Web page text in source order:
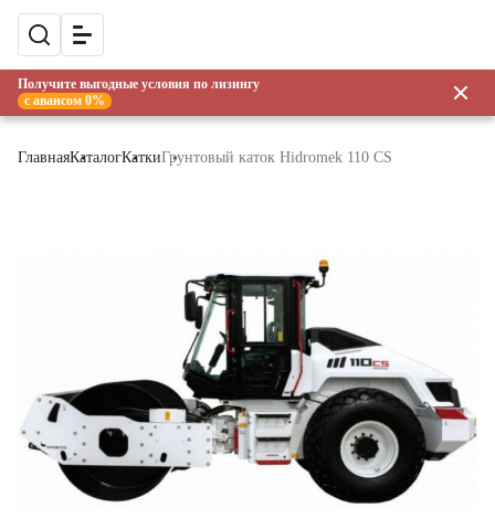
Получите выгодные условия по лизингу
с авансом 0%
ГлавнаяКаталогКаткиГрунтовый каток Hidromek 110 CS